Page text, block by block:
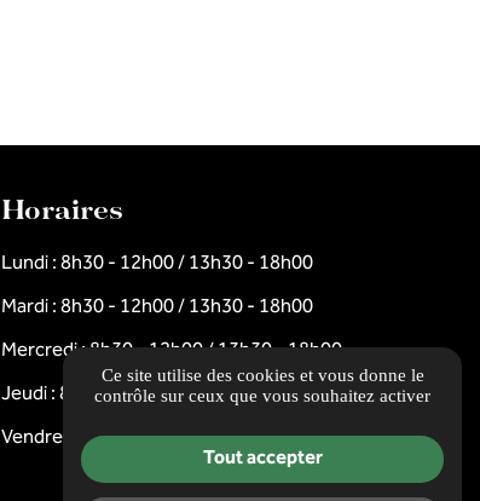
Horaires
Lundi : 8h30 - 12h00 / 13h30 - 18h00
Mardi : 8h30 - 12h00 / 13h30 - 18h00
Mercredi : 8h30 - 12h00 / 13h30 - 18h00
Jeudi : 8h30 - 12h00 / 13h30 - 18h00
Vendredi : 8h30 - 12h00 / 13h30 - 18h00
Ce site utilise des cookies et vous donne le
contrôle sur ceux que vous souhaitez activer
Tout accepter